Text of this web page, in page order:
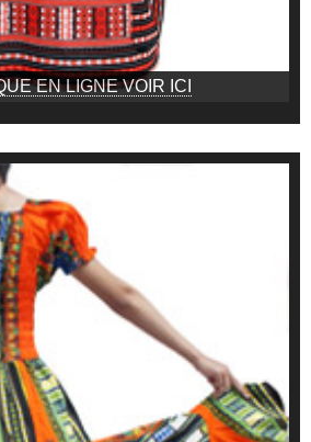
EN LIGNE VOIR ICI